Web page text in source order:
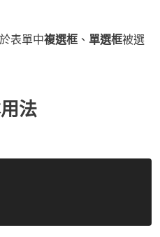
表單中複選框 、 單選框被選
法